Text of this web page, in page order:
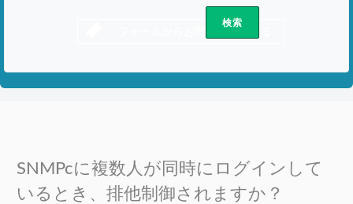
SNMPcに複数人が同時にログインして
いるとき、排他制御されますか？